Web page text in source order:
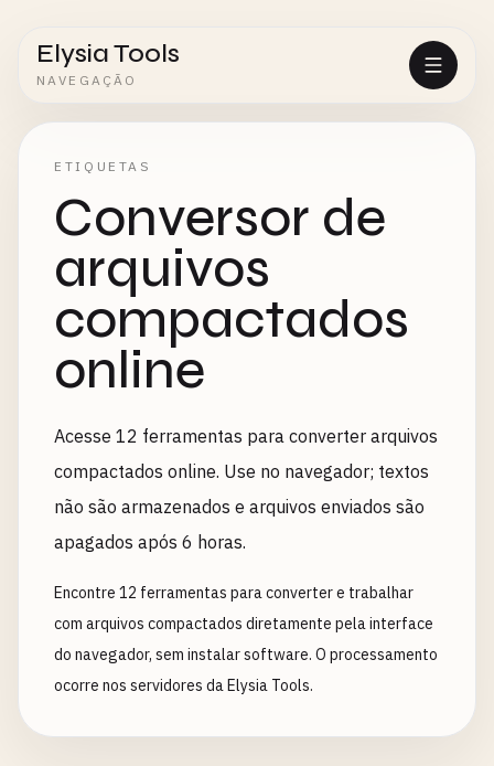
Elysia Tools
NAVEGAÇÃO
ETIQUETAS
Conversor de
arquivos
compactados
online
Acesse 12 ferramentas para converter arquivos
compactados online. Use no navegador; textos
não são armazenados e arquivos enviados são
apagados após 6 horas.
Encontre 12 ferramentas para converter e trabalhar
com arquivos compactados diretamente pela interface
do navegador, sem instalar software. O processamento
ocorre nos servidores da Elysia Tools.